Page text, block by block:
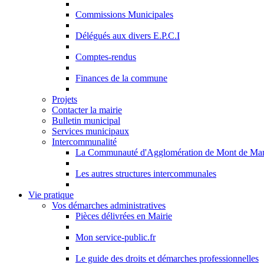
Commissions Municipales
Délégués aux divers E.P.C.I
Comptes-rendus
Finances de la commune
Projets
Contacter la mairie
Bulletin municipal
Services municipaux
Intercommunalité
La Communauté d'Agglomération de Mont de
Les autres structures intercommunales
Vie pratique
Vos démarches administratives
Pièces délivrées en Mairie
Mon service-public.fr
Le guide des droits et démarches professionnelles